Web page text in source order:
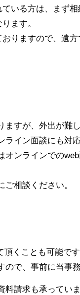
いる方は、まず
ます。
りますので、遠
すが、外出が難
イン面談にも対応
ンラインでの
相談ください。
くことも可能です
で、事前に当事
請求も承っていま